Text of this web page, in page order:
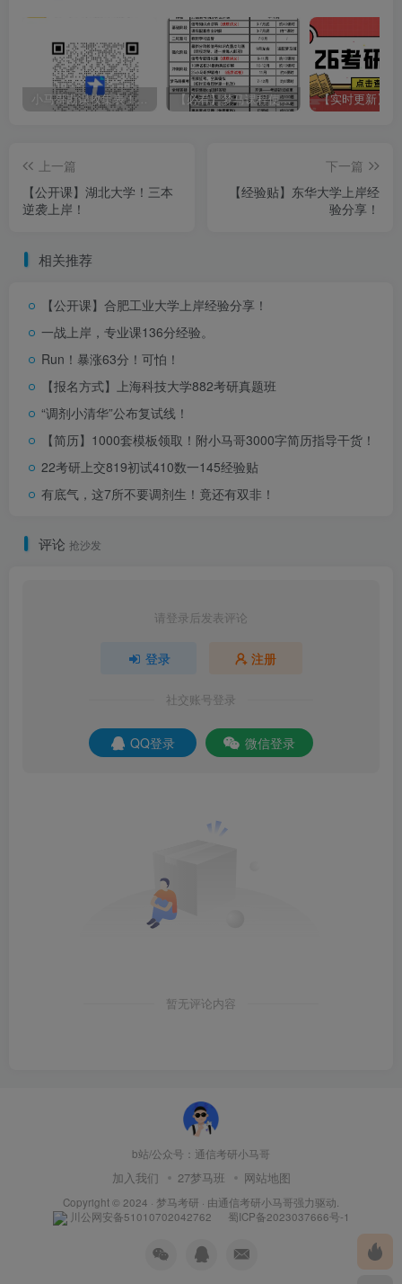
小马哥勘误收集表！感谢您的支持！ 【必看】梦马课程使用方法！
上一篇
【公开课】湖北大学！三本
逆袭上岸！
下一篇
【经验贴】东华大学上岸经
验分享！
相关推荐
【公开课】合肥工业大学上岸经验分享！
一战上岸，专业课136分经验。
Run！暴涨63分！可怕！
【报名方式】上海科技大学882考研真题班
“调剂小清华”公布复试线！
【简历】1000套模板领取！附小马哥3000字简历指导干货！
22考研上交819初试410数一145经验贴
有底气，这7所不要调剂生！竟还有双非！
评论 抢沙发
请登录后发表评论
登录 注册
社交账号登录
QQ登录 微信登录
暂无评论内容
b站/公众号：通信考研小马哥
加入我们 27梦马班 网站地图
Copyright © 2024 · 梦马考研 · 由通信考研小马哥强力驱动.
川公网安备51010702042762
蜀ICP备2023037666号-1